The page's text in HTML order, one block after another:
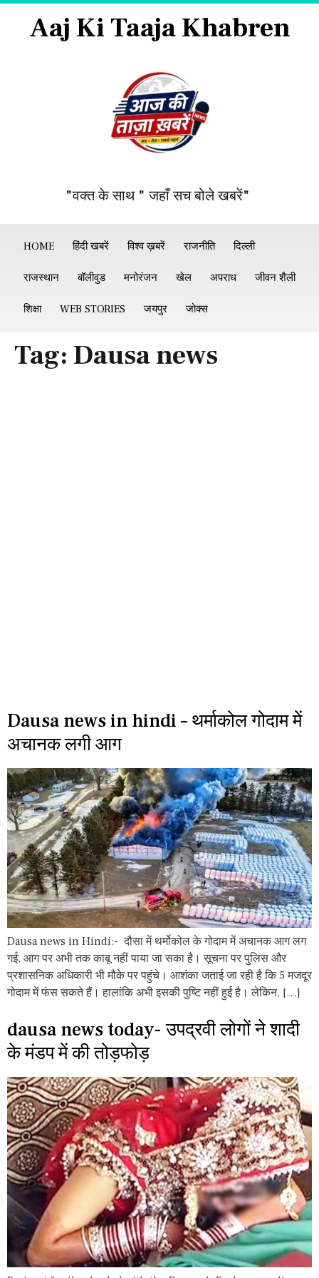
Aaj Ki Taaja Khabren
"वक्त के साथ " जहाँ सच बोले खबरें"
HOME हिंदी खबरें विश्व ख़बरें राजनीति दिल्ली
राजस्थान बॉलीवुड मनोरंजन खेल अपराध जीवन शैली
शिक्षा WEB STORIES जयपुर जोक्स
Tag: Dausa news
Dausa news in hindi – थर्माकोल गोदाम में
अचानक लगी आग
Dausa news in Hindi:- दौसा में थर्मोकोल के गोदाम में अचानक आग लग
गई. आग पर अभी तक काबू नहीं पाया जा सका है। सूचना पर पुलिस और
प्रशासनिक अधिकारी भी मौके पर पहुंचे। आशंका जताई जा रही है कि 5 मजदूर
गोदाम में फंस सकते हैं। हालांकि अभी इसकी पुष्टि नहीं हुई है। लेकिन, […]
dausa news today- उपद्रवी लोगों ने शादी
के मंडप में की तोड़फोड़